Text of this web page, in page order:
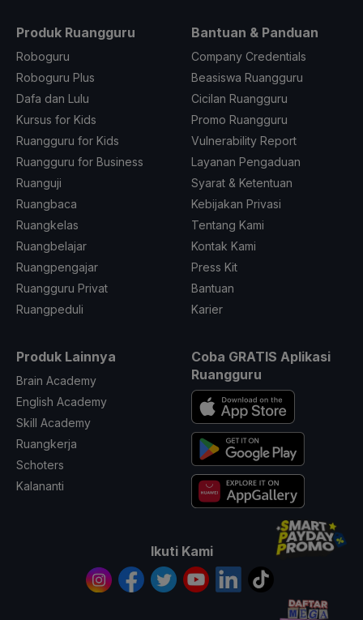
Produk Ruangguru
Roboguru
Roboguru Plus
Dafa dan Lulu
Kursus for Kids
Ruangguru for Kids
Ruangguru for Business
Ruanguji
Ruangbaca
Ruangkelas
Ruangbelajar
Ruangpengajar
Ruangguru Privat
Ruangpeduli
Bantuan & Panduan
Company Credentials
Beasiswa Ruangguru
Cicilan Ruangguru
Promo Ruangguru
Vulnerability Report
Layanan Pengaduan
Syarat & Ketentuan
Kebijakan Privasi
Tentang Kami
Kontak Kami
Press Kit
Bantuan
Karier
Produk Lainnya
Brain Academy
English Academy
Skill Academy
Ruangkerja
Schoters
Kalananti
Coba GRATIS Aplikasi
Ruangguru
Ikuti Kami